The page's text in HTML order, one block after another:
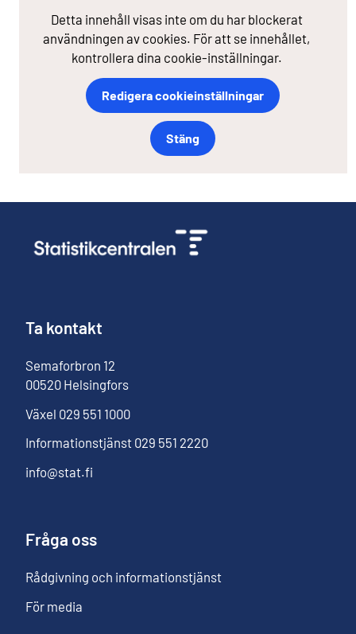
Detta innehåll visas inte om du har blockerat
användningen av cookies. För att se innehållet,
kontrollera dina cookie-inställningar.
Redigera cookieinställningar
Stäng
Ta kontakt
Semaforbron 12
00520 Helsingfors
Växel 029 551 1000
Informationstjänst 029 551 2220
info@stat.fi
Fråga oss
Rådgivning och informationstjänst
För media